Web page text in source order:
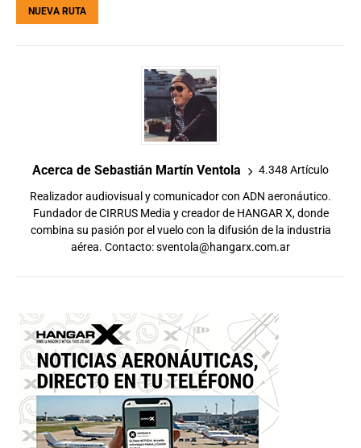
NUEVA RUTA
Acerca de Sebastián Martín Ventola 4.348 Artículo
Realizador audiovisual y comunicador con ADN aeronáutico.
Fundador de CIRRUS Media y creador de HANGAR X, donde
combina su pasión por el vuelo con la difusión de la industria
aérea. Contacto:sventola@hangarx.com.ar